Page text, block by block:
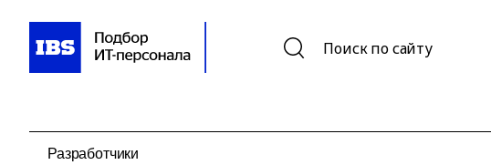
Поиск по сайту